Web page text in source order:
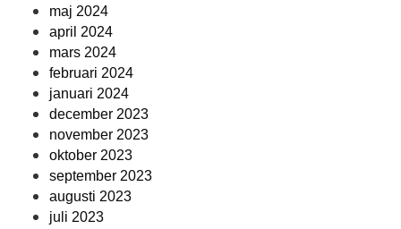
maj 2024
april 2024
mars 2024
februari 2024
januari 2024
december 2023
november 2023
oktober 2023
september 2023
augusti 2023
juli 2023